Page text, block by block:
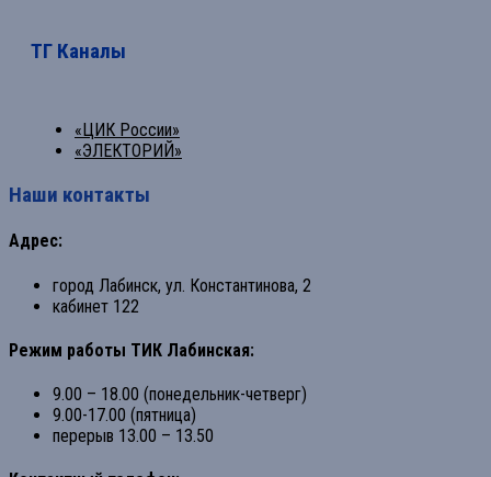
ТГ Каналы
«ЦИК России»
«ЭЛЕКТОРИЙ»
Наши контакты
Адрес:
город Лабинск, ул. Константинова, 2
кабинет 122
Режим работы ТИК Лабинская:
9.00 – 18.00 (понедельник-четверг)
9.00-17.00 (пятница)
перерыв 13.00 – 13.50